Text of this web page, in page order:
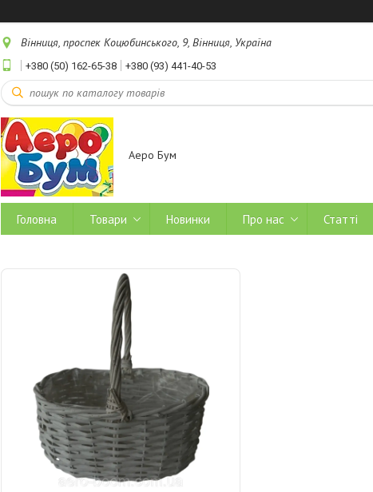
Вінниця, проспек Коцюбинського, 9, Вінниця, Україна
+380 (50) 162-65-38 +380 (93) 441-40-53
Аеро Бум
Головна Товари Новинки Про нас Статті